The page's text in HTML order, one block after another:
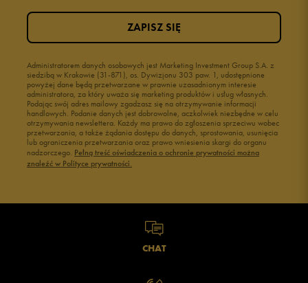
1 0%
Jak zbieramy opinie?
Administratorem danych osobowych jest Marketing Investment Group S.A. z
siedzibą w Krakowie (31-871), os. Dywizjonu 303 paw. 1, udostępnione
powyżej dane będą przetwarzane w prawnie uzasadnionym interesie
administratora, za który uważa się marketing produktów i usług własnych.
Podając swój adres mailowy zgadzasz się na otrzymywanie informacji
handlowych. Podanie danych jest dobrowolne, aczkolwiek niezbędne w celu
otrzymywania newslettera. Każdy ma prawo do zgłoszenia sprzeciwu wobec
przetwarzania, a także żądania dostępu do danych, sprostowania, usunięcia
lub ograniczenia przetwarzania oraz prawo wniesienia skargi do organu
nadzorczego. Pełną treść oświadczenia o ochronie prywatności można
znaleźć w Polityce prywatności.
ZAPISZ SIĘ
CHAT